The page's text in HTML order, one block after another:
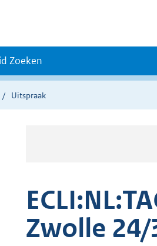
Zoeken
Uitspraak
Zwolle 24/